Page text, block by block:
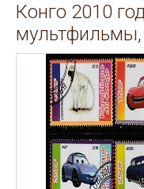
Конго 2010